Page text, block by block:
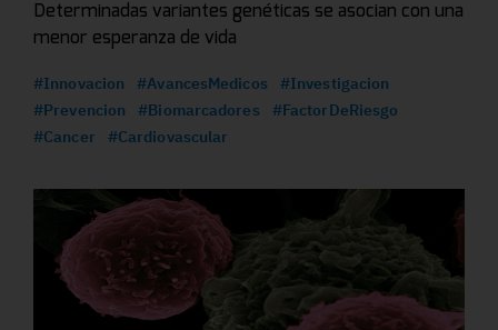
Determinadas variantes genéticas se asocian con una
menor esperanza de vida
#Innovacion #AvancesMedicos
#Investigacion
#Prevencion
#Biomarcadores
#FactorDeRiesgo
#Cancer
#Cardiovascular